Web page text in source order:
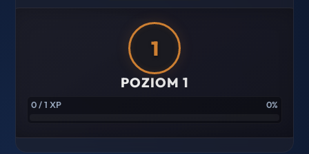
1
POZIOM 1
0 / 1 XP 0%